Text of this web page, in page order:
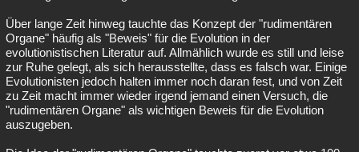
Über lange Zeit hinweg tauchte das Konzept der "rudimentären
Organe" häufig als "Beweis" für die Evolution in der
evolutionistischen Literatur auf. Allmählich wurde es still und leise
zur Ruhe gelegt, als sich herausstellte, dass es falsch war. Einige
Evolutionisten jedoch halten immer noch daran fest, und von Zeit
zu Zeit macht immer wieder irgend jemand einen Versuch, die
"rudimentären Organe" als wichtigen Beweis für die Evolution
auszugeben.